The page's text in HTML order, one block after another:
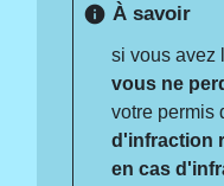
info À savoir
si vous avez
vous ne
votre permis
d'infraction
en cas